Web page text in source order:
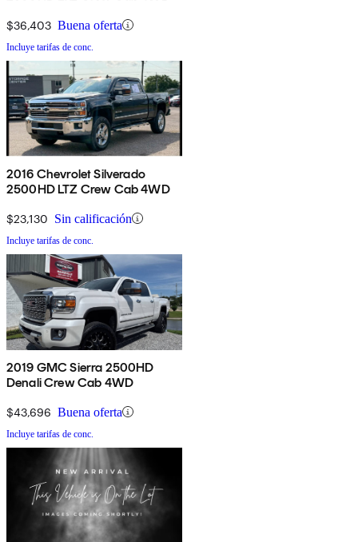
$36,403 Buena oferta
Incluye tarifas de conc.
2016 Chevrolet Silverado
2500HD LTZ Crew Cab 4WD
$23,130 Sin calificación
Incluye tarifas de conc.
2019 GMC Sierra 2500HD
Denali Crew Cab 4WD
$43,696 Buena oferta
Incluye tarifas de conc.